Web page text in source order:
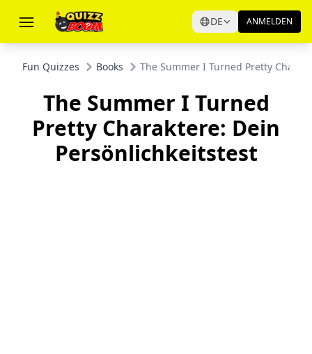
DE ANMELDEN
Fun Quizzes Books The Summer I Turned Pretty
The Summer I Turned
Pretty Charaktere: Dein
Persönlichkeitstest